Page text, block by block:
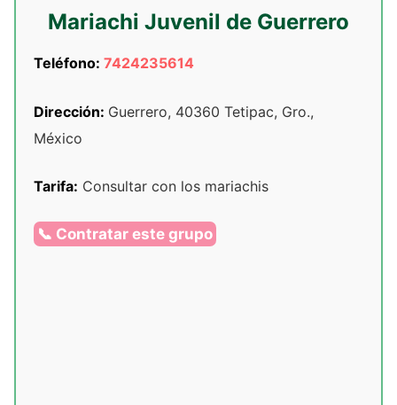
Mariachi Juvenil de Guerrero
Teléfono: 7424235614
Dirección: Guerrero, 40360 Tetipac, Gro.,
México
Tarifa: Consultar con los mariachis
📞 Contratar este grupo